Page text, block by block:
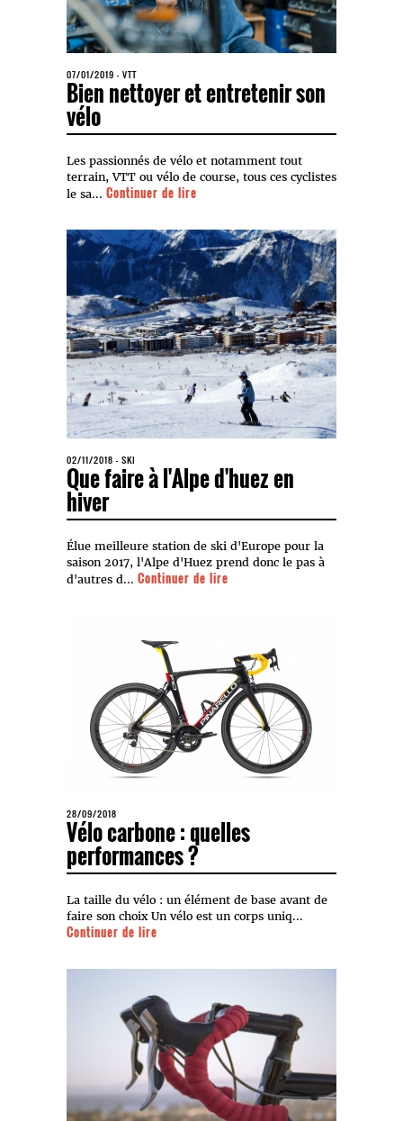
07/01/2019 - VTT
Bien nettoyer et entretenir son
vélo
Les passionnés de vélo et notamment tout
terrain, VTT ou vélo de course, tous ces cyclistes
le sa... Continuer de lire
02/11/2018 - SKI
Que faire à l'Alpe d'huez en
hiver
Élue meilleure station de ski d'Europe pour la
saison 2017, l'Alpe d'Huez prend donc le pas à
d'autres d... Continuer de lire
28/09/2018
Vélo carbone : quelles
performances ?
La taille du vélo : un élément de base avant de
faire son choix Un vélo est un corps uniq...
Continuer de lire